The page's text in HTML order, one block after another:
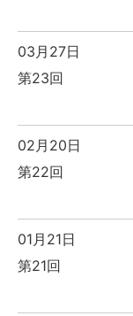
03月27日
第23回
02月20日
第22回
01月21日
第21回